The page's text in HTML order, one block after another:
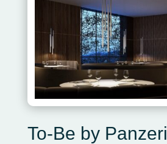
To-Be by Panzeri